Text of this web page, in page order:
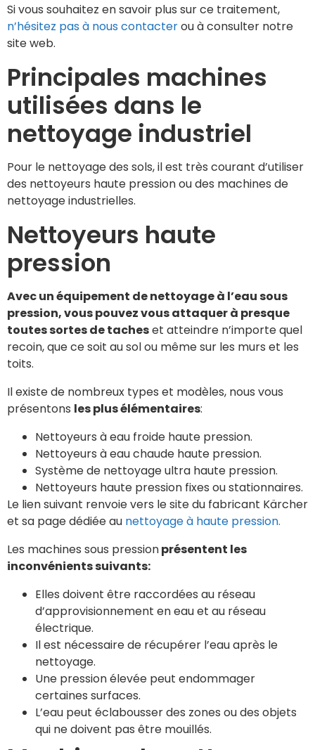
Si vous souhaitez en savoir plus sur ce traitement,
n’hésitez pas à nous contacterou à consulter notre
site web.
Principales machines
utilisées dans le
nettoyage industriel
Pour le nettoyage des sols, il est très courant d’utiliser
des nettoyeurs haute pression ou des machines de
nettoyage industrielles.
Nettoyeurs haute
pression
Avec un équipement de nettoyage à l’eau sous
pression, vous pouvez vous attaquer à presque
toutes sortes de tacheset atteindre n’importe quel
recoin, que ce soit au sol ou même sur les murs et les
toits.
Il existe de nombreux types et modèles, nous vous
présentons les plus élémentaires:
Nettoyeurs à eau froide haute pression.
Nettoyeurs à eau chaude haute pression.
Système de nettoyage ultra haute pression.
Nettoyeurs haute pression fixes ou stationnaires.
Le lien suivant renvoie vers le site du fabricant Kärcher
et sa page dédiée au nettoyage à haute pression.
Les machines sous pressionprésentent les
inconvénients suivants:
Elles doivent être raccordées au réseau
d’approvisionnement en eau et au réseau
électrique.
Il est nécessaire de récupérer l’eau après le
nettoyage.
Une pression élevée peut endommager
certaines surfaces.
L’eau peut éclabousser des zones ou des objets
qui ne doivent pas être mouillés.